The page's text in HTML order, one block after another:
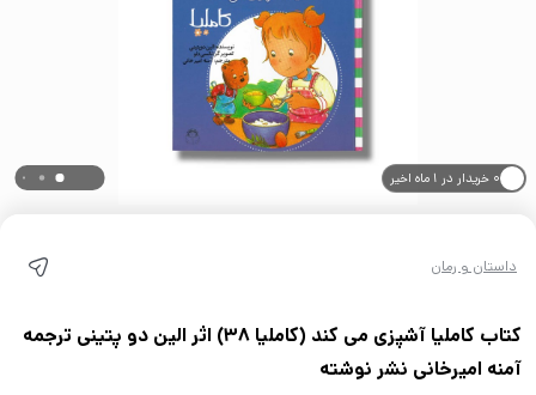
۰ خریدار در ۱ ماه اخیر
داستان و رمان
کتاب کاملیا آشپزی می کند (کاملیا 38) اثر الین دو پتینی ترجمه
آمنه امیرخانی نشر نوشته